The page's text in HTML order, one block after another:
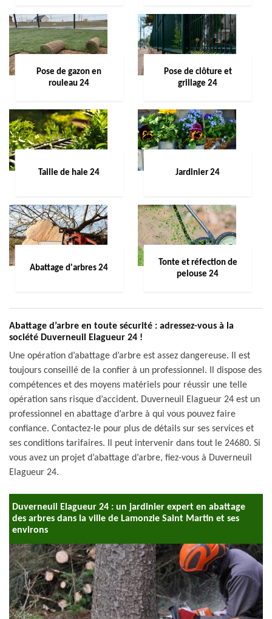
Pose de gazon en
rouleau 24
Pose de clôture et
grillage 24
Taille de haie 24 Jardinier 24
Abattage d'arbres 24
Tonte et réfection de
pelouse 24
Abattage d’arbre en toute sécurité : adressez-vous à la
société Duverneuil Elagueur 24 !
Une opération d’abattage d’arbre est assez dangereuse. Il est
toujours conseillé de la confier à un professionnel. Il dispose des
compétences et des moyens matériels pour réussir une telle
opération sans risque d’accident. Duverneuil Elagueur 24 est un
professionnel en abattage d’arbre à qui vous pouvez faire
confiance. Contactez-le pour plus de détails sur ses services et
ses conditions tarifaires. Il peut intervenir dans tout le 24680. Si
vous avez un projet d’abattage d’arbre, fiez-vous à Duverneuil
Elagueur 24.
Duverneuil Elagueur 24 : un jardinier expert en abattage
des arbres dans la ville de Lamonzie Saint Martin et ses
environs